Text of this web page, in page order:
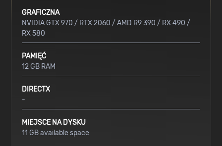
GRAFICZNA
NVIDIA GTX 970 / RTX 2060 / AMD R9 390 / RX 490 /
RX 580
PAMIĘĆ
12 GB RAM
DIRECTX
-
MIEJSCE NA DYSKU
11 GB available space